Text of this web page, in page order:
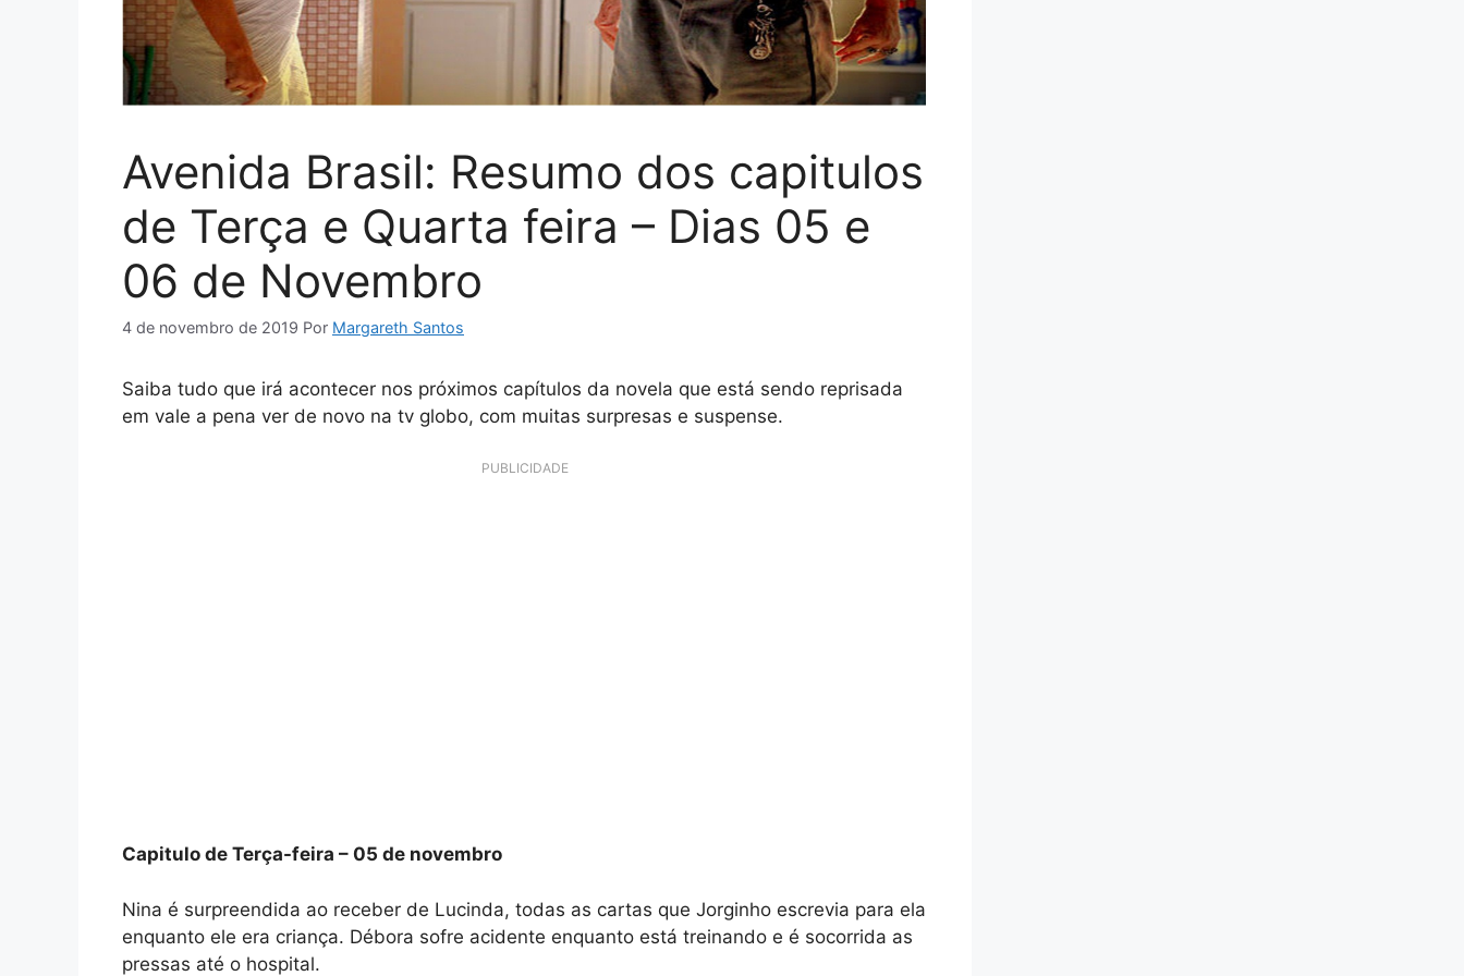
Avenida Brasil: Resumo dos capitulos
de Terça e Quarta feira – Dias 05 e
06 de Novembro
4 de novembro de 2019 Por Margareth Santos
Saiba tudo que irá acontecer nos próximos capítulos da novela que está sendo reprisada
em vale a pena ver de novo na tv globo, com muitas surpresas e suspense.
PUBLICIDADE
Capitulo de Terça-feira – 05 de novembro
Nina é surpreendida ao receber de Lucinda, todas as cartas que Jorginho escrevia para ela
enquanto ele era criança. Débora sofre acidente enquanto está treinando e é socorrida as
pressas até o hospital.